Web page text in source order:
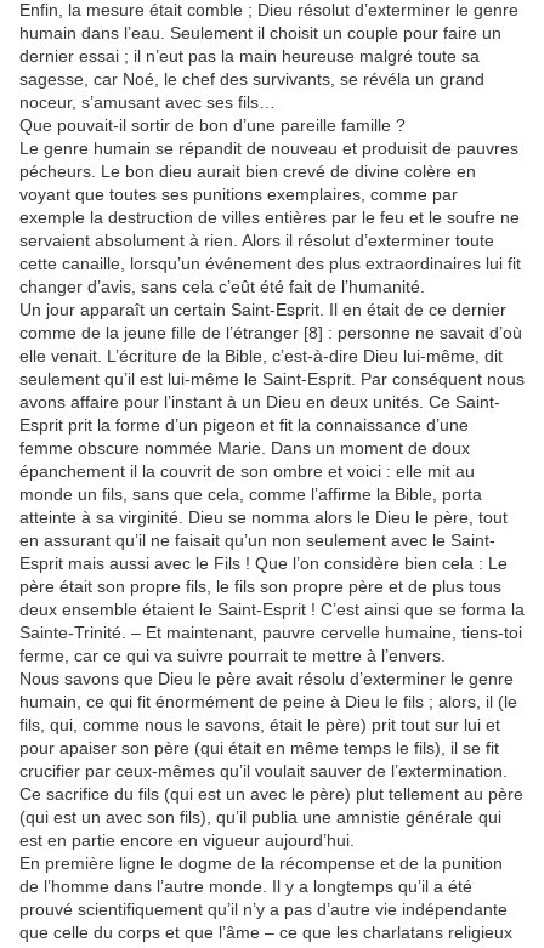
Enfin, la mesure était comble ; Dieu résolut d’exterminer le genre
humain dans l’eau. Seulement il choisit un couple pour faire un
dernier essai ; il n’eut pas la main heureuse malgré toute sa
sagesse, car Noé, le chef des survivants, se révéla un grand
noceur, s’amusant avec ses fils…
Que pouvait-il sortir de bon d’une pareille famille ?
Le genre humain se répandit de nouveau et produisit de pauvres
pécheurs. Le bon dieu aurait bien crevé de divine colère en
voyant que toutes ses punitions exemplaires, comme par
exemple la destruction de villes entières par le feu et le soufre ne
servaient absolument à rien. Alors il résolut d’exterminer toute
cette canaille, lorsqu’un événement des plus extraordinaires lui fit
changer d’avis, sans cela c’eût été fait de l’humanité.
Un jour apparaît un certain Saint-Esprit. Il en était de ce dernier
comme de la jeune fille de l’étranger [8] : personne ne savait d’où
elle venait. L’écriture de la Bible, c’est-à-dire Dieu lui-même, dit
seulement qu’il est lui-même le Saint-Esprit. Par conséquent nous
avons affaire pour l’instant à un Dieu en deux unités. Ce Saint-
Esprit prit la forme d’un pigeon et fit la connaissance d’une
femme obscure nommée Marie. Dans un moment de doux
épanchement il la couvrit de son ombre et voici : elle mit au
monde un fils, sans que cela, comme l’affirme la Bible, porta
atteinte à sa virginité. Dieu se nomma alors le Dieu le père, tout
en assurant qu’il ne faisait qu’un non seulement avec le Saint-
Esprit mais aussi avec le Fils ! Que l’on considère bien cela : Le
père était son propre fils, le fils son propre père et de plus tous
deux ensemble étaient le Saint-Esprit ! C’est ainsi que se forma la
Sainte-Trinité. – Et maintenant, pauvre cervelle humaine, tiens-toi
ferme, car ce qui va suivre pourrait te mettre à l’envers.
Nous savons que Dieu le père avait résolu d’exterminer le genre
humain, ce qui fit énormément de peine à Dieu le fils ; alors, il (le
fils, qui, comme nous le savons, était le père) prit tout sur lui et
pour apaiser son père (qui était en même temps le fils), il se fit
crucifier par ceux-mêmes qu’il voulait sauver de l’extermination.
Ce sacrifice du fils (qui est un avec le père) plut tellement au père
(qui est un avec son fils), qu’il publia une amnistie générale qui
est en partie encore en vigueur aujourd’hui.
En première ligne le dogme de la récompense et de la punition
de l’homme dans l’autre monde. Il y a longtemps qu’il a été
prouvé scientifiquement qu’il n’y a pas d’autre vie indépendante
que celle du corps et que l’âme – ce que les charlatans religieux